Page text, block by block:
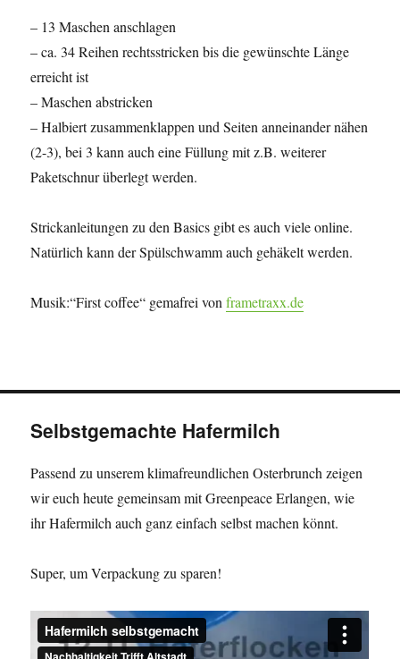
– 13 Maschen anschlagen
– ca. 34 Reihen rechtsstricken bis die gewünschte Länge
erreicht ist
– Maschen abstricken
– Halbiert zusammenklappen und Seiten anneinander nähen
(2-3), bei 3 kann auch eine Füllung mit z.B. weiterer
Paketschnur überlegt werden.
Strickanleitungen zu den Basics gibt es auch viele online.
Natürlich kann der Spülschwamm auch gehäkelt werden.
Musik:“First coffee“ gemafrei vonframetraxx.de
Selbstgemachte Hafermilch
Passend zu unserem klimafreundlichen Osterbrunch zeigen
wir euch heute gemeinsam mit Greenpeace Erlangen, wie
ihr Hafermilch auch ganz einfach selbst machen könnt.
Super, um Verpackung zu sparen!